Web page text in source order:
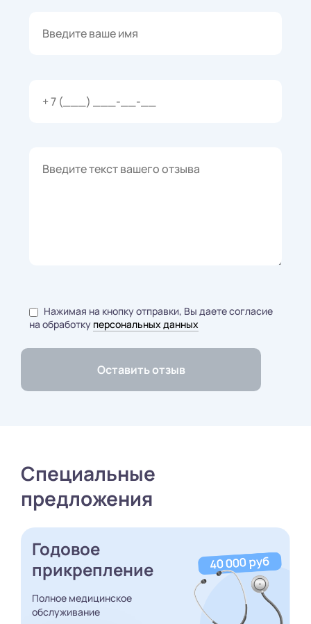
Нажимая на кнопку отправки, Вы даете согласие
на обработку персональных данных
Специальные
предложения
Годовое
прикрепление
Полное медицинское
обслуживание